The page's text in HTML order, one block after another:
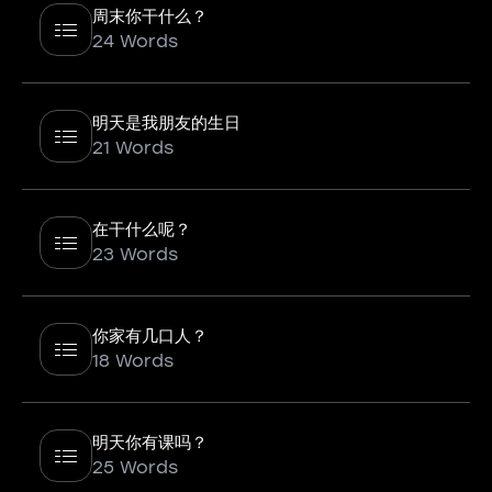
周末你干什么？
24 Words
明天是我朋友的生日
21 Words
在干什么呢？
23 Words
你家有几口人？
18 Words
明天你有课吗？
25 Words